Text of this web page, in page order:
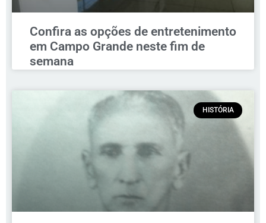
Confira as opções de entretenimento
em Campo Grande neste fim de
semana
HISTÓRIA